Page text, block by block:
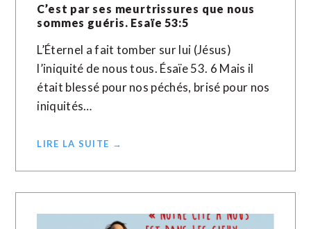
C’est par ses meurtrissures que nous
sommes guéris. Esaïe 53:5
L’Éternel a fait tomber sur lui (Jésus)
l’iniquité de nous tous. Ésaïe 53. 6 Mais il
était blessé pour nos péchés, brisé pour nos
iniquités…
LIRE LA SUITE →